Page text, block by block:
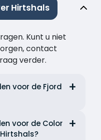
Hirtshals
Kunt u niet
contact
verder.
voor de Fjord
voor de Color